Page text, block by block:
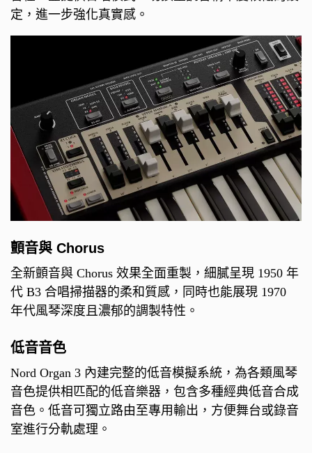
定，進一步強化真實感。
顫音與 Chorus
全新顫音與 Chorus 效果全面重製，細膩呈現 1950 年
代 B3 合唱掃描器的柔和質感，同時也能展現 1970
年代風琴深度且濃郁的調製特性。
低音音色
Nord Organ 3 內建完整的低音模擬系統，為各類風琴
音色提供相匹配的低音樂器，包含多種經典低音合成
音色。低音可獨立路由至專用輸出，方便舞台或錄音
室進行分軌處理。